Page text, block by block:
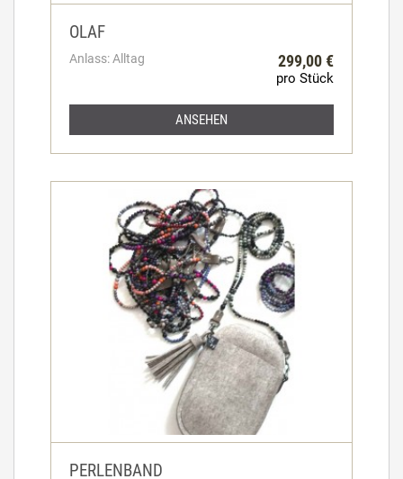
OLAF
Anlass: Alltag 299,00 €
pro Stück
ANSEHEN
PERLENBAND